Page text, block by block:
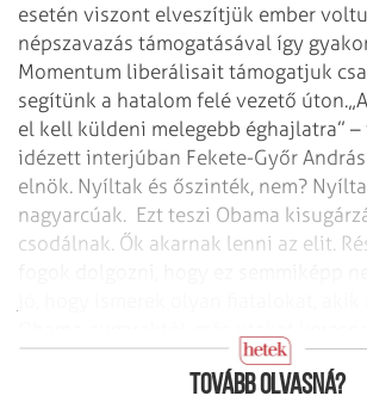
esetén viszont elveszítjük ember
népszavazás támogatásával így
Momentum liberálisait támogatjuk
segítünk a hatalom felé vezető úton.
el kell küldeni melegebb éghajlatra” –
idézett interjúban Fekete-Győr
elnök. Nyíltak és őszinték, nem?
nagyarcúak. Ezt teszi Obama
csodálnak. Ők akar­nak lenni az elit.
támogatom.
Tovább olvasná?